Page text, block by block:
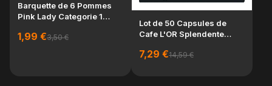
Barquette de 6 Pommes
Pink Lady Categorie 1
1,99 €3,50 €
Lot de 50 Capsules de
Cafe L'OR Splendente
7,29 €14,59 €